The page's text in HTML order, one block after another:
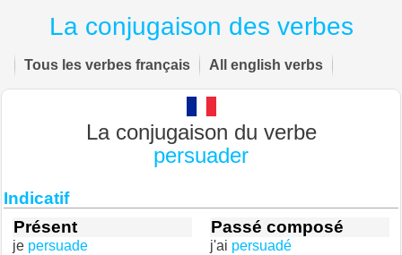
La conjugaison des verbes
Tous les verbes français All english verbs
La conjugaison du verbe
persuader
Indicatif
Présent
je persuade
Passé composé
j'ai persuadé